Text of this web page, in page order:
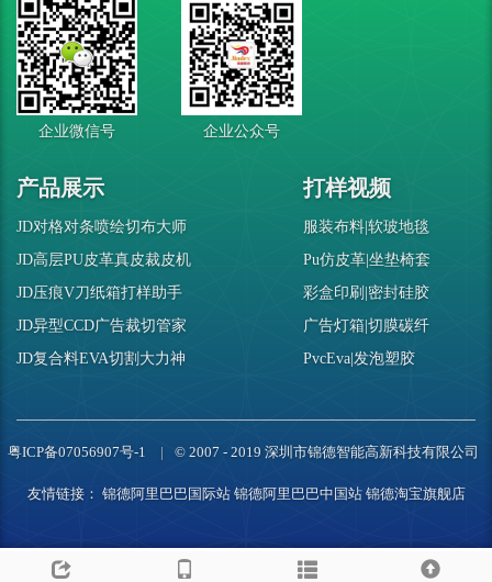
企业微信号 企业公众号
产品展示
JD对格对条喷绘切布大师
JD高层PU皮革真皮裁皮机
JD压痕V刀纸箱打样助手
JD异型CCD广告裁切管家
JD复合料EVA切割大力神
打样视频
服装布料|软玻地毯
Pu仿皮革|坐垫椅套
彩盒印刷|密封硅胶
广告灯箱|切膜碳纤
PvcEva|发泡塑胶
粤ICP备07056907号-1 © 2007 - 2019 深圳市锦德智能高新科技有限公司
友情链接： 锦德阿里巴巴国际站 锦德阿里巴巴中国站 锦德淘宝旗舰店